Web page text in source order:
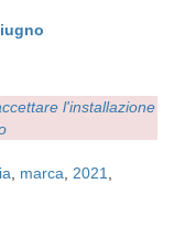
l'installazione
marca 2021